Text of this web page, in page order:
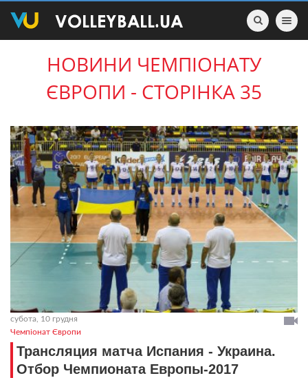
Toggle
НОВИНИ ЧЕМПІОНАТУ
ЄВРОПИ - СТОРІНКА 35
субота, 10 грудня
Чемпіонат Європи
Трансляция матча Испания - Украина.
Отбор Чемпионата Европы-2017